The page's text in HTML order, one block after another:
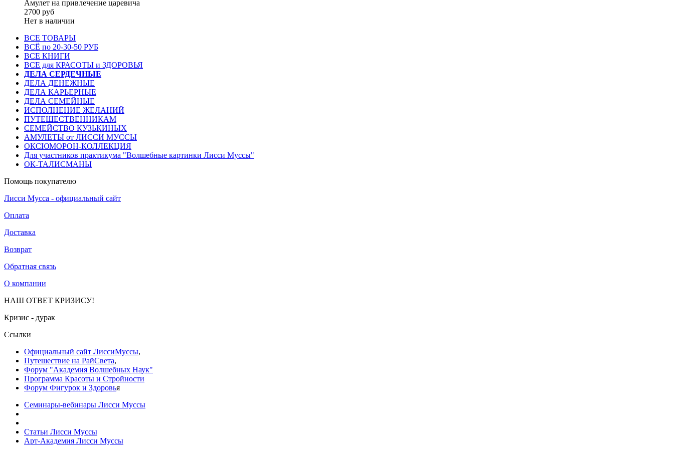
Амулет на привлечение царевича
2700 руб
Нет в наличии
ВСЕ ТОВАРЫ
ВСЁ по 20-30-50 РУБ
ВСЕ КНИГИ
ВСЕ для КРАСОТЫ и ЗДОРОВЬЯ
ДЕЛА СЕРДЕЧНЫЕ
ДЕЛА ДЕНЕЖНЫЕ
ДЕЛА КАРЬЕРНЫЕ
ДЕЛА СЕМЕЙНЫЕ
ИСПОЛНЕНИЕ ЖЕЛАНИЙ
ПУТЕШЕСТВЕННИКАМ
СЕМЕЙСТВО КУЗЬКИНЫХ
АМУЛЕТЫ от ЛИССИ МУССЫ
ОКСЮМОРОН-КОЛЛЕКЦИЯ
Для участников практикума "Волшебные картинки Лисси Муссы"
ОК-ТАЛИСМАНЫ
Помощь покупателю
Лисси Мусса - официальный сайт
Оплата
Доставка
Возврат
Обратная связь
О компании
НАШ ОТВЕТ КРИЗИСУ!
Кризис - дурак
Ссылки
Официальный сайт ЛиссиМуссы,
Путешествие на РайСвета,
Форум "Академия Волшебных Наук"
Программа Красоты и Стройности
Форум Фигурок и Здоровья
Семинары-вебинары Лисси Муссы
Статьи Лисси Муссы
Арт-Академия Лисси Муссы